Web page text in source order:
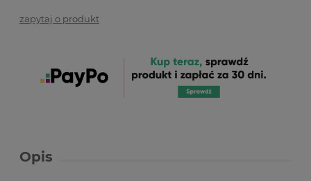
zapytaj o produkt
Opis